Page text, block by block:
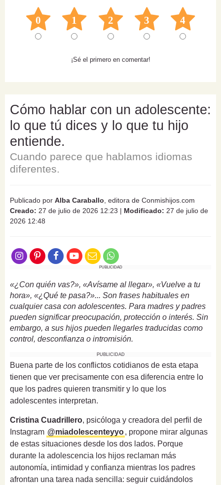
0 1 2 3 4
¡Sé el primero en comentar!
Cómo hablar con un adolescente:
lo que tú dices y lo que tu hijo
entiende.
Cuando parece que hablamos idiomas
diferentes.
Publicado por Alba Caraballo , editora de Conmishijos.com
Creado: 27 de julio de 2026 12:23 | Modificado: 27 de julio de
2026 12:48
PUBLICIDAD
«¿Con quién vas?», «Avísame al llegar», «Vuelve a tu
hora», «¿Qué te pasa?»... Son frases habituales en
cualquier casa con adolescentes. Para madres y padres
pueden significar preocupación, protección o interés. Sin
embargo, a sus hijos pueden llegarles traducidas como
control, desconfianza o intromisión.
PUBLICIDAD
Buena parte de los conflictos cotidianos de esta etapa
tienen que ver precisamente con esa diferencia entre lo
que los padres quieren transmitir y lo que los
adolescentes interpretan.
Cristina Cuadrillero, psicóloga y creadora del perfil de
Instagram @miadolescenteyyo, propone mirar algunas
de estas situaciones desde los dos lados. Porque
durante la adolescencia los hijos reclaman más
autonomía, intimidad y confianza mientras los padres
afrontan una tarea nada sencilla: seguir cuidándolos